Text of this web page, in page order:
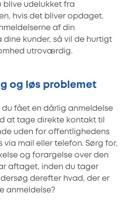
blive udelukket fra
hvis det bliver opdaget.
af din
dine kunder, så vil de hurtigt
utroværdig.
og løs problemet
du fået en dårlig anmeldelse
at tage direkte kontakt til
uden for offentlighedens
via mail eller telefon. Sørg for,
og forargelse over den
aftaget, inden du tager
derefter hvad, der er
anmeldelse?